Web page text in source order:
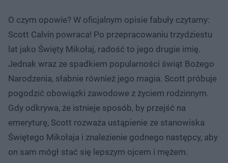
O czym opowie? W oficjalnym opisie fabuły czytamy:
Scott Calvin powraca! Po przepracowaniu trzydziestu
lat jako Święty Mikołaj, radość to jego drugie imię.
Jednak wraz ze spadkiem popularności świąt Bożego
Narodzenia, słabnie również jego magia. Scott próbuje
pogodzić obowiązki zawodowe z życiem rodzinnym.
Gdy odkrywa, że istnieje sposób, by przejść na
emeryturę, Scott rozważa ustąpienie ze stanowiska
Świętego Mikołaja i znalezienie godnego następcy, aby
on sam mógł stać się lepszym ojcem i mężem.